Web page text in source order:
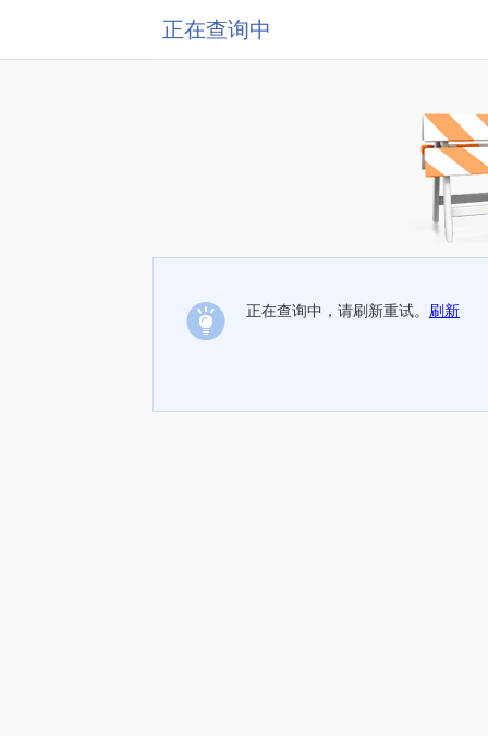
正在查询中
正在查询中，请刷新重试。 刷新